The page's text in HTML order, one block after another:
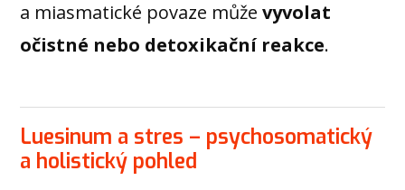
a miasmatické povaze můževyvolat
očistné nebo detoxikační reakce.
Luesinum a stres – psychosomatický
a holistický pohled